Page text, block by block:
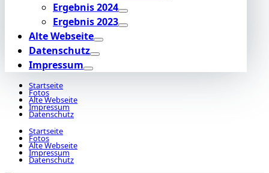
Ergebnis 2024
Ergebnis 2023
Alte Webseite
Datenschutz
Impressum
Startseite
Fotos
Alte Webseite
Impressum
Datenschutz
Startseite
Fotos
Alte Webseite
Impressum
Datenschutz